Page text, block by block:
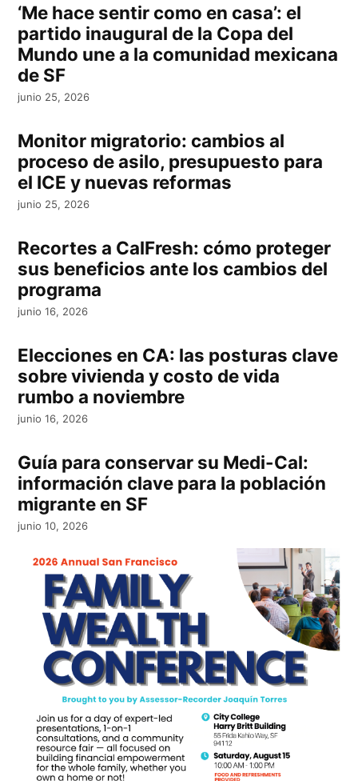
‘Me hace sentir como en casa’: el
partido inaugural de la Copa del
Mundo une a la comunidad mexicana
de SF
junio 25, 2026
Monitor migratorio: cambios al
proceso de asilo, presupuesto para
el ICE y nuevas reformas
junio 25, 2026
Recortes a CalFresh: cómo proteger
sus beneficios ante los cambios del
programa
junio 16, 2026
Elecciones en CA: las posturas clave
sobre vivienda y costo de vida
rumbo a noviembre
junio 16, 2026
Guía para conservar su Medi-Cal:
información clave para la población
migrante en SF
junio 10, 2026